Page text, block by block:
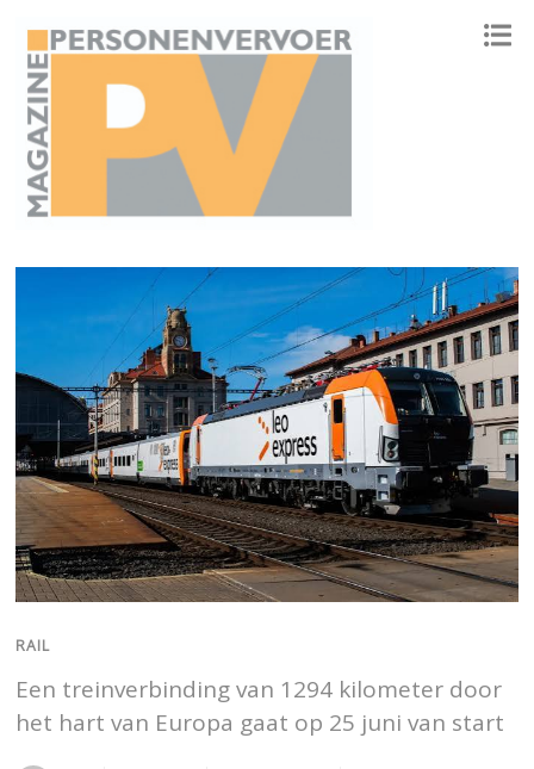
RAIL
Een treinverbinding van 1294 kilometer door
het hart van Europa gaat op 25 juni van start